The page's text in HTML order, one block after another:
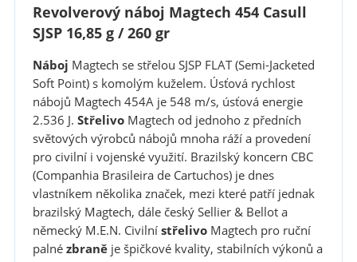
Revolverový náboj Magtech 454 Casull
SJSP 16,85 g / 260 gr
Náboj Magtech se střelou SJSP FLAT (Semi-Jacketed
Soft Point) s komolým kuželem. Úsťová rychlost
nábojů Magtech 454A je 548 m/s, úsťová energie
2.536 J. StřelivoMagtech od jednoho z předních
světových výrobců nábojů mnoha ráží a provedení
pro civilní i vojenské využití. Brazilský koncern CBC
(Companhia Brasileira de Cartuchos) je dnes
vlastníkem několika značek, mezi které patří jednak
brazilský Magtech, dále český Sellier & Bellot a
německý M.E.N. CivilnístřelivoMagtech pro ruční
palnézbraněje špičkové kvality, stabilních výkonů a